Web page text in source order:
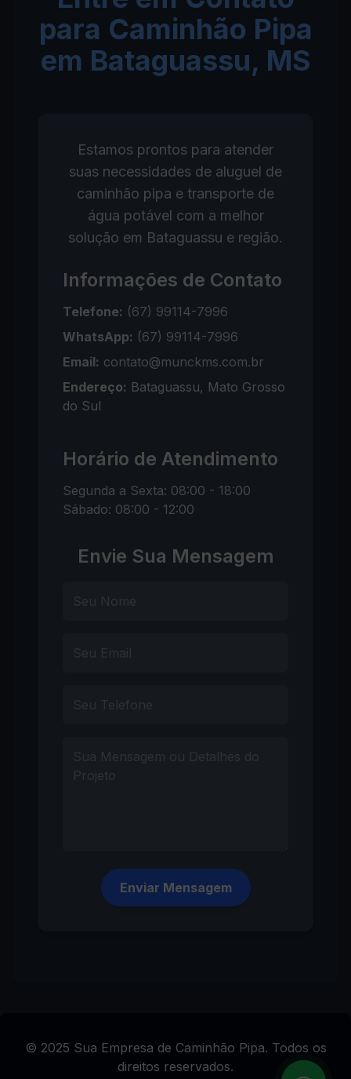
para Caminhão Pipa
em Bataguassu, MS
Estamos prontos para atender
suas necessidades de aluguel de
caminhão pipa e transporte de
água potável com a melhor
solução em Bataguassu e região.
Informações de Contato
Telefone: (67) 99114-7996
WhatsApp: (67) 99114-7996
Email: contato@munckms.com.br
Endereço: Bataguassu, Mato Grosso
do Sul
Horário de Atendimento
Segunda a Sexta: 08:00 - 18:00
Sábado: 08:00 - 12:00
Envie Sua Mensagem
Enviar Mensagem
© 2025 Sua Empresa de Caminhão Pipa. Todos os
direitos reservados.